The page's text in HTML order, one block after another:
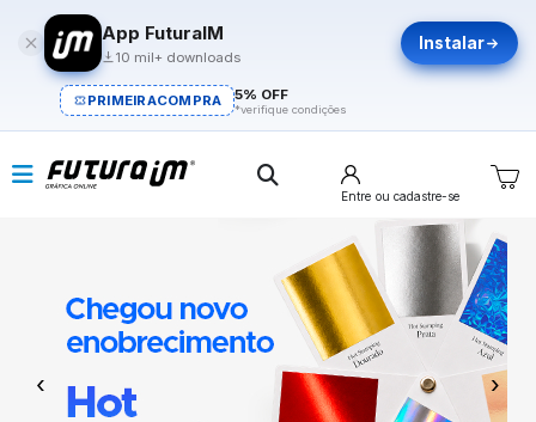
App FuturaIM
10 mil+ downloads
Instalar
PRIMEIRACOMPRA 5% OFF
*verifique condições
Entre ou cadastre-se
Previous Next